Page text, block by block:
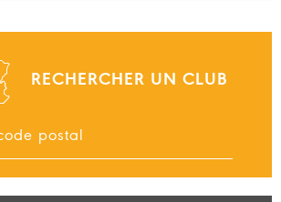
RECHERCHER UN CLUB